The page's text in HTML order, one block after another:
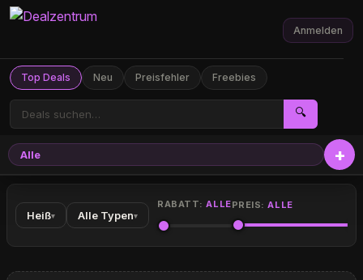
Top Deals Neu Preisfehler Freebies
🔍
Anmelden
Alle
Heiß▾ Alle Typen▾
RABATT:ALLEPREIS:ALLE